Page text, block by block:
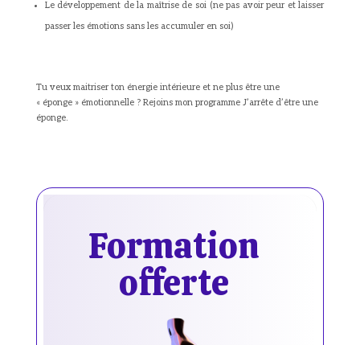
Le développement de la maîtrise de soi (ne pas avoir peur et laisser
passer les émotions sans les accumuler en soi)
Tu veux maitriser ton énergie intérieure et ne plus être une
« éponge » émotionnelle ? Rejoins mon programme J’arrête d’être une
éponge.
Formation
offerte